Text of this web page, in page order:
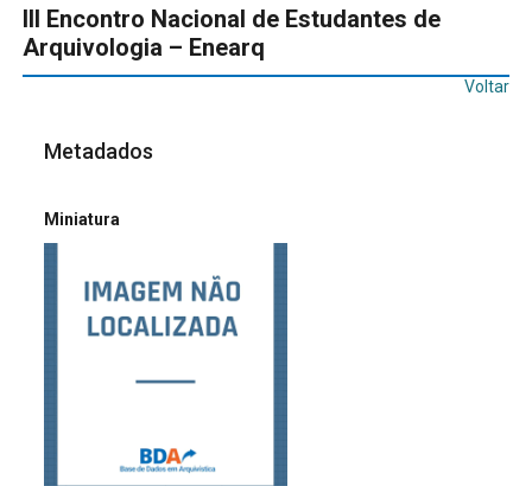
III Encontro Nacional de Estudantes de
Arquivologia – Enearq
Voltar
Metadados
Miniatura